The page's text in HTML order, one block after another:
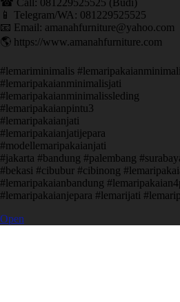
☎ Call: 081229525525 (Budi)
📱 Telegram/WA: 081229525525
📧 Email: amanahfurniture@yahoo.com
🌎 https://www.amanahfurniture.com
#lemariminimalis
#lemaripakaianminimalisjati
#lemaripakaianminimalissleding
#lemaripakaianpintu3
#lemaripakaianjati
#lemaripakaianjatijepara
#modellemaripakaianjati
#jakarta #bandung #palembang
#bekasi #cibubur #cibinong
#lemaripakaianbandung
#lemaripakaianjepara #lemarijati
Open